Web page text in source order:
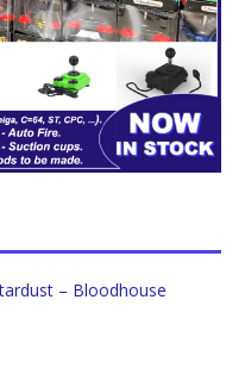
– Bloodhouse